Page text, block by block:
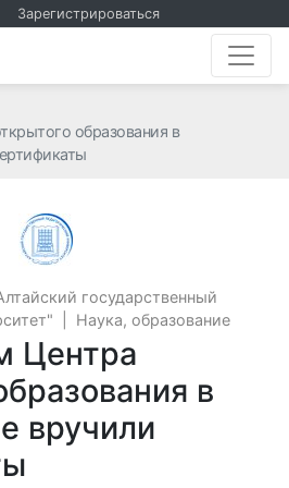
Зарегистрироваться
образования в
ФГБОУ ВО "Алтайский
государственный
Наука, образование
Центра
в
вручили